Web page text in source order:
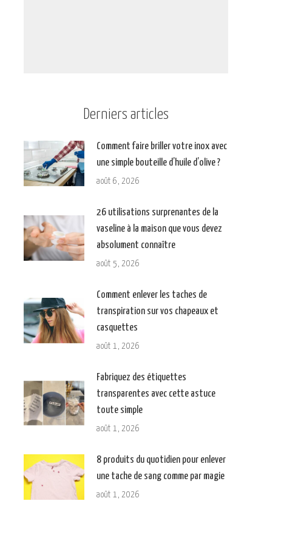
Derniers articles
Comment faire briller votre inox avec
une simple bouteille d’huile d’olive ?
août 6, 2026
26 utilisations surprenantes de la
vaseline à la maison que vous devez
absolument connaître
août 5, 2026
Comment enlever les taches de
transpiration sur vos chapeaux et
casquettes
août 1, 2026
Fabriquez des étiquettes
transparentes avec cette astuce
toute simple
août 1, 2026
8 produits du quotidien pour enlever
une tache de sang comme par magie
août 1, 2026